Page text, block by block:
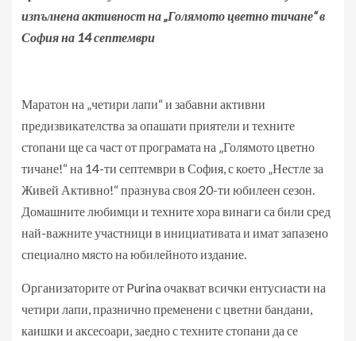
изпълнена активност на „Голямото цветно тичане“ в
София на 14 септември
Маратон на „четири лапи“ и забавни активни
предизвикателства за опашати приятели и техните
стопани ще са част от програмата на „Голямото цветно
тичане!“ на 14-ти септември в София, с което „Нестле за
Живей Активно!“ празнува своя 20-ти юбилеен сезон.
Домашните любимци и техните хора винаги са били сред
най-важните участници в инициативата и имат запазено
специално място на юбилейното издание.
Организаторите от Purina очакват всички ентусиасти на
четири лапи, празнично пременени с цветни бандани,
каишки и аксесоари, заедно с техните стопани да се